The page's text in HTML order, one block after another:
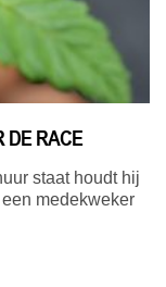
DE RACE
staat houdt hij
medekweker